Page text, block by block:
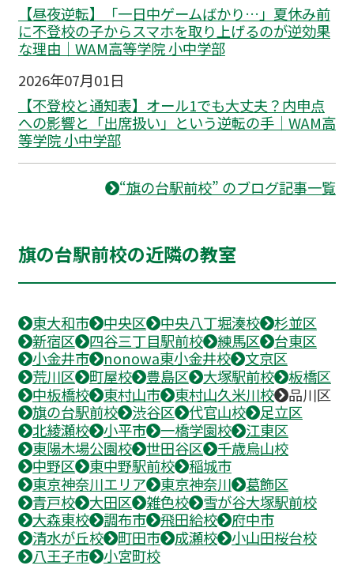
【昼夜逆転】「一日中ゲームばかり…」夏休み前
に不登校の子からスマホを取り上げるのが逆効果
な理由｜WAM高等学院 小中学部
2026年07月01日
【不登校と通知表】オール1でも大丈夫？内申点
への影響と「出席扱い」という逆転の手｜WAM高
等学院 小中学部
“旗の台駅前校” のブログ記事一覧
旗の台駅前校の近隣の教室
東大和市 中央区 中央八丁堀湊校
杉並区
新宿区
四谷三丁目駅前校 練馬区
台東区
小金井市
nonowa東小金井校
文京区
荒川区
町屋校 豊島区 大塚駅前校
板橋区
中板橋校
東村山市 東村山久米川校
品川区
旗の台駅前校
渋谷区 代官山校
足立区
北綾瀬校
小平市 一橋学園校
江東区
東陽木場公園校
世田谷区
千歳烏山校
中野区
東中野駅前校
稲城市
東京神奈川エリア
東京神奈川
葛飾区
青戸校
大田区 雑色校
雪が谷大塚駅前校
大森東校
調布市 飛田給校
府中市
清水が丘校
町田市 成瀬校
小山田桜台校
八王子市
小宮町校